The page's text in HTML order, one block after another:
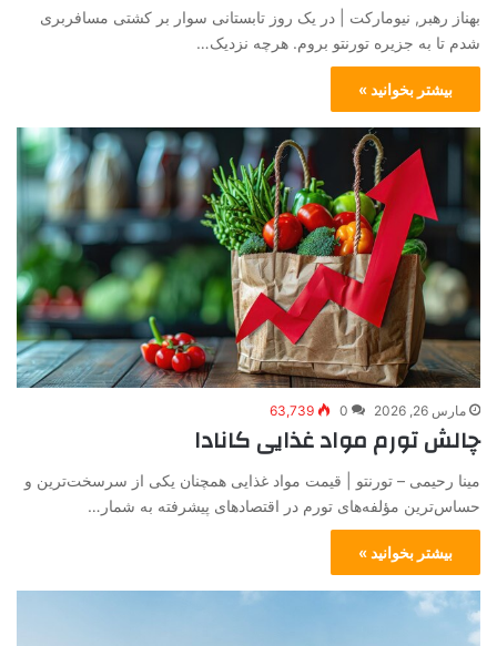
بهناز رهبر, نیومارکت | در یک روز تابستانی سوار بر کشتی مسافربری
شدم تا به جزیره تورنتو بروم. هرچه نزدیک…
بیشتر بخوانید »
مارس 26, 2026 0
63,739
چالش تورم مواد غذایی کانادا
مینا رحیمی – تورنتو | قیمت مواد غذایی همچنان یکی از سرسخت‌ترین و
حساس‌ترین مؤلفه‌های تورم در اقتصادهای پیشرفته به شمار…
بیشتر بخوانید »